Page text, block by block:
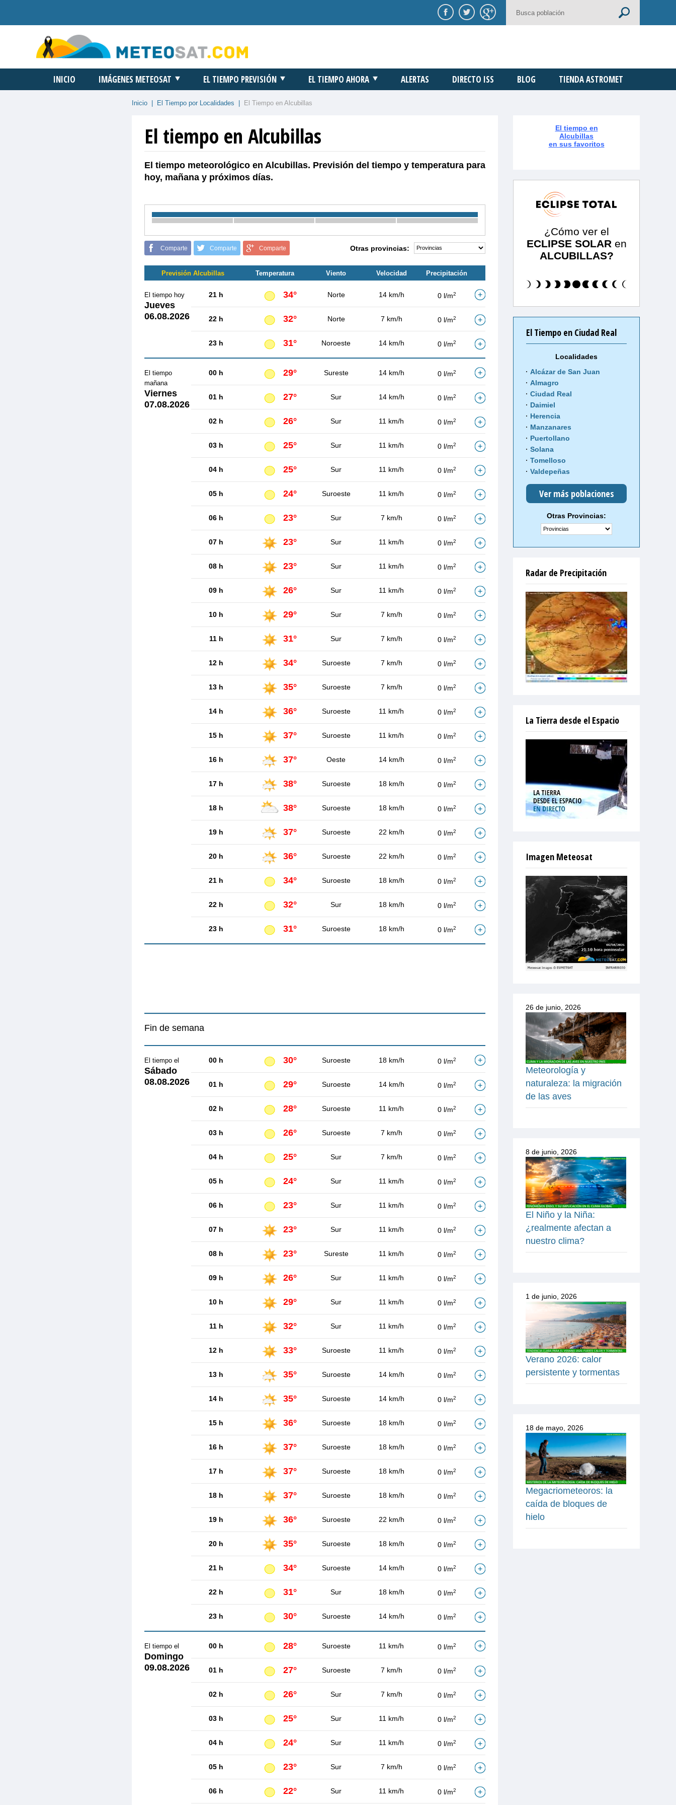
INICIO IMÁGENES METEOSAT EL TIEMPO PREVISIÓN EL TIEMPO AHORA ALERTAS DIRECTO ISS BLOG TIENDA ASTROMET
Inicio El Tiempo por Localidades El Tiempo en Alcubillas
El tiempo en Alcubillas
El tiempo meteorológico en Alcubillas. Previsión del tiempo y temperatura para
hoy, mañana y próximos días.
Comparte Comparte Comparte Otras provincias:
Previsión Alcubillas Temperatura Viento Velocidad Precipitación
El tiempo hoy
Jueves
06.08.2026
21 h 34° Norte 14 km/h 0 l/m2
22 h 32° Norte 7 km/h 0 l/m2
23 h 31° Noroeste 14 km/h 0 l/m2
El tiempo
mañana
Viernes
07.08.2026
00 h 29° Sureste 14 km/h 0 l/m2
01 h 27° Sur 14 km/h 0 l/m2
02 h 26° Sur 11 km/h 0 l/m2
03 h 25° Sur 11 km/h 0 l/m2
04 h 25° Sur 11 km/h 0 l/m2
05 h 24° Suroeste 11 km/h 0 l/m2
06 h 23° Sur 7 km/h 0 l/m2
07 h 23° Sur 11 km/h 0 l/m2
08 h 23° Sur 11 km/h 0 l/m2
09 h 26° Sur 11 km/h 0 l/m2
10 h 29° Sur 7 km/h 0 l/m2
11 h 31° Sur 7 km/h 0 l/m2
12 h 34° Suroeste 7 km/h 0 l/m2
13 h 35° Suroeste 7 km/h 0 l/m2
14 h 36° Suroeste 11 km/h 0 l/m2
15 h 37° Suroeste 11 km/h 0 l/m2
16 h 37° Oeste 14 km/h 0 l/m2
17 h 38° Suroeste 18 km/h 0 l/m2
18 h 38° Suroeste 18 km/h 0 l/m2
19 h 37° Suroeste 22 km/h 0 l/m2
20 h 36° Suroeste 22 km/h 0 l/m2
21 h 34° Suroeste 18 km/h 0 l/m2
22 h 32° Sur 18 km/h 0 l/m2
23 h 31° Suroeste 18 km/h 0 l/m2
Fin de semana
El tiempo el
Sábado
08.08.2026
00 h 30° Suroeste 18 km/h 0 l/m2
01 h 29° Suroeste 14 km/h 0 l/m2
02 h 28° Suroeste 11 km/h 0 l/m2
03 h 26° Suroeste 7 km/h 0 l/m2
04 h 25° Sur 7 km/h 0 l/m2
05 h 24° Sur 11 km/h 0 l/m2
06 h 23° Sur 11 km/h 0 l/m2
07 h 23° Sur 11 km/h 0 l/m2
08 h 23° Sureste 11 km/h 0 l/m2
09 h 26° Sur 11 km/h 0 l/m2
10 h 29° Sur 11 km/h 0 l/m2
11 h 32° Sur 11 km/h 0 l/m2
12 h 33° Suroeste 11 km/h 0 l/m2
13 h 35° Suroeste 14 km/h 0 l/m2
14 h 35° Suroeste 14 km/h 0 l/m2
15 h 36° Suroeste 18 km/h 0 l/m2
16 h 37° Suroeste 18 km/h 0 l/m2
17 h 37° Suroeste 18 km/h 0 l/m2
18 h 37° Suroeste 18 km/h 0 l/m2
19 h 36° Suroeste 22 km/h 0 l/m2
20 h 35° Suroeste 18 km/h 0 l/m2
21 h 34° Suroeste 14 km/h 0 l/m2
22 h 31° Sur 18 km/h 0 l/m2
23 h 30° Suroeste 14 km/h 0 l/m2
El tiempo el
Domingo
09.08.2026
00 h 28° Suroeste 11 km/h 0 l/m2
01 h 27° Suroeste 7 km/h 0 l/m2
02 h 26° Sur 7 km/h 0 l/m2
03 h 25° Sur 11 km/h 0 l/m2
04 h 24° Sur 11 km/h 0 l/m2
05 h 23° Sur 7 km/h 0 l/m2
06 h 22° Sur 11 km/h 0 l/m2
El tiempo en
Alcubillas
en sus favoritos
¿Cómo ver el
ECLIPSE SOLAR en
ALCUBILLAS?
El Tiempo en Ciudad Real
Localidades
Alcázar de San Juan
Almagro
Ciudad Real
Daimiel
Herencia
Manzanares
Puertollano
Solana
Tomelloso
Valdepeñas
Ver más poblaciones
Otras Provincias:
Radar de Precipitación
La Tierra desde el Espacio
Imagen Meteosat
26 de junio, 2026
Meteorología y
naturaleza: la migración
de las aves
8 de junio, 2026
El Niño y la Niña:
¿realmente afectan a
nuestro clima?
1 de junio, 2026
Verano 2026: calor
persistente y tormentas
18 de mayo, 2026
Megacriometeoros: la
caída de bloques de
hielo